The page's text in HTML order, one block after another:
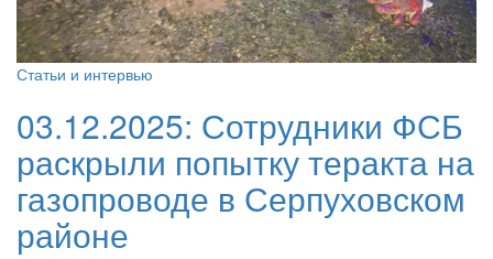
Статьи и интервью
03.12.2025: Сотрудники ФСБ
раскрыли попытку теракта на
газопроводе в Серпуховском
районе